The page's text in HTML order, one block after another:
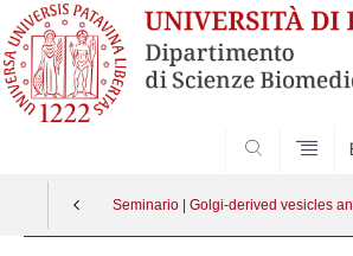
Seminario | Golgi-derived vesicles